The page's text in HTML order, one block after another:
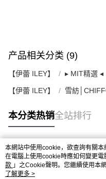
产品相关分类 (9)
【伊蕾 ILEY】 ▸ MIT精選 ◂
【伊蕾 ILEY】 雪紡
本分类热销全站排行
热门标签
本網站中使用cookie，欲查詢有關
在電腦上使用cookie時應如何變更
款 」之Cookie聲明。您繼續使用本
之Cookie聲明使用cookie。
了解更多 >